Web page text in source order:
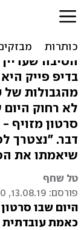
כשצה"ל
פייק
הסיבה
בדיפ פייק
מהגבולות של
לא רחוק היום
סרטון מזויף
דבר. "נצטרך
שיאמתו את
טל שחף
פורסם: 13.08.19, 12:00
היום שבו סרטון
כאמת עובדתית